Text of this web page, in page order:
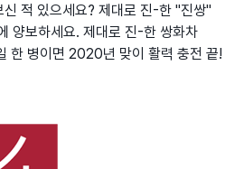
적 있으세요? 제대로 진-한 "진쌍"
양보하세요. 제대로 진-한 쌍화차
한 병이면 2020년 맞이 활력 충전 끝!